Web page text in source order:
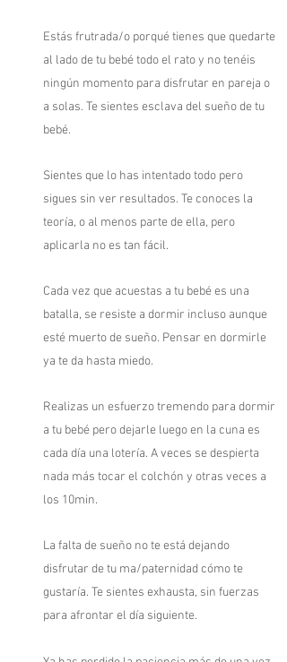
Estás frutrada/o porqué tienes que quedarte
al lado de tu bebé todo el rato y no tenéis
ningún momento para disfrutar en pareja o
a solas. Te sientes esclava del sueño de tu
bebé.
Sientes que lo has intentado todo pero
sigues sin ver resultados. Te conoces la
teoría, o al menos parte de ella, pero
aplicarla no es tan fácil.
Cada vez que acuestas a tu bebé es una
batalla, se resiste a dormir incluso aunque
esté muerto de sueño. Pensar en dormirle
ya te da hasta miedo.
Realizas un esfuerzo tremendo para dormir
a tu bebé pero dejarle luego en la cuna es
cada día una lotería. A veces se despierta
nada más tocar el colchón y otras veces a
los 10min.
La falta de sueño no te está dejando
disfrutar de tu ma/paternidad cómo te
gustaría. Te sientes exhausta, sin fuerzas
para afrontar el día siguiente.